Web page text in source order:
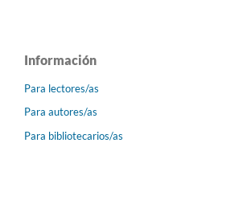
Información
Para lectores/as
Para autores/as
Para bibliotecarios/as